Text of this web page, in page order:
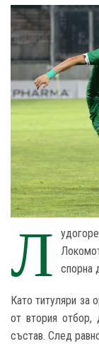
Л
спорна
Като титуляри за
от втория отбор,
състав. След